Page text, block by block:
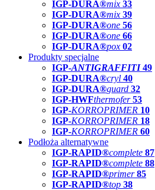
IGP-DURA®mix 33
IGP-DURA®mix 39
IGP-DURA®one 56
IGP-DURA®one 66
IGP-DURA®pox 02
Produkty specjalne
IGP-ANTIGRAFFITI49
IGP-DURA®cryl 40
IGP-DURA®guard 32
IGP-HWFthermofer 53
IGP-KORROPRIMER 10
IGP-KORROPRIMER 18
IGP-KORROPRIMER 60
Podłoża alternatywne
IGP-RAPID®complete 87
IGP-RAPID®complete 88
IGP-RAPID®primer 85
IGP-RAPID®top 38